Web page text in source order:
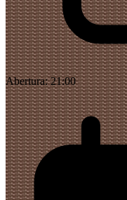
Abertura:21:00